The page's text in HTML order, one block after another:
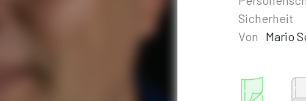
Sicherheit
Von
Mario